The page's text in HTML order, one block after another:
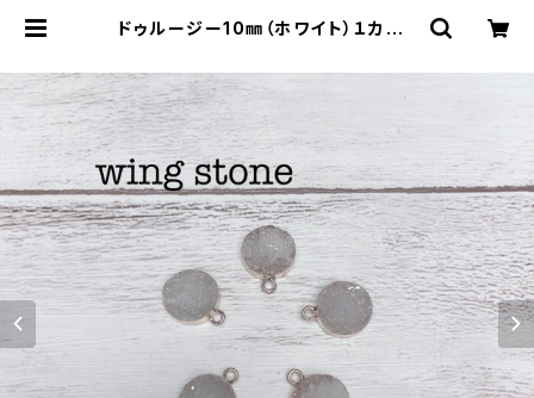
ドゥルージー10㎜（ホワイト）１カン |